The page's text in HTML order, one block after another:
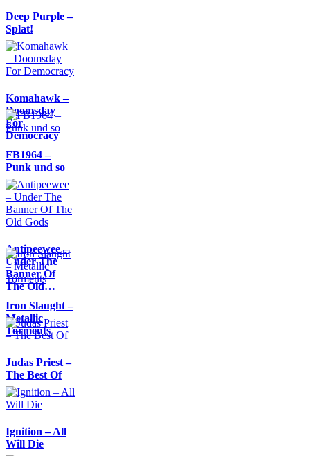
Deep Purple –
Splat!
Komahawk –
Doomsday
For
Democracy
FB1964 –
Punk und so
Antipeewee –
Under The
Banner Of
The Old…
Iron Slaught –
Metallic
Torments
Judas Priest –
The Best Of
Ignition – All
Will Die